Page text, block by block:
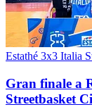
Estathé 3x3 Italia
Gran finale a
Streetbasket